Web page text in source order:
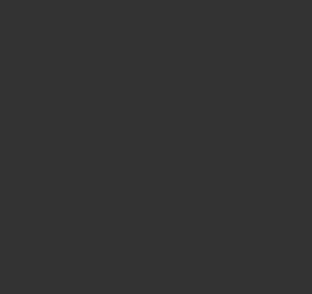
megismerése mellett elengedhetetlenül szükséges,
múltját. Ez biztos alapot ad tudományos és gyakorlati
A múlt letisztult modelljei sokszor példaképek lehetnek a
gyógyszertárban eltöltött szakmai gyakorlat fontos
a már formálódó helyes szakmai etikai szemléletet
amelyre az egyetemi és gyógyszertári oktatók a további
gyogyszereszeti-tudomanytortenet-es-propedeutika//